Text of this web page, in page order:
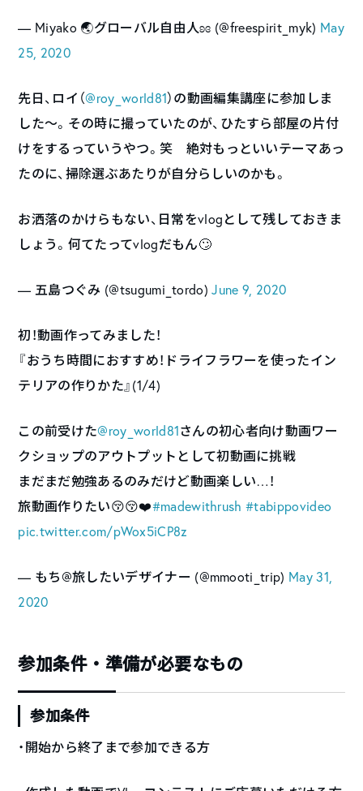
— Miyako 🌏グローバル自由人ʚɞ (@freespirit_myk) May
25, 2020
先日、ロイ（@roy_world81）の動画編集講座に参加しま
した〜。その時に撮っていたのが、ひたすら部屋の片付
けをするっていうやつ。笑 絶対もっといいテーマあっ
たのに、掃除選ぶあたりが自分らしいのかも。
お洒落のかけらもない、日常をvlogとして残しておきま
しょう。何てたってvlogだもん🙄
— 五島つぐみ (@tsugumi_tordo)June 9, 2020
初！動画作ってみました！
『おうち時間におすすめ！ドライフラワーを使ったイン
テリアの作りかた』(1/4)
この前受けた@roy_world81さんの初心者向け動画ワー
クショップのアウトプットとして初動画に挑戦
まだまだ勉強あるのみだけど動画楽しい…！
旅動画作りたい😚😚❤️#madewithrush #tabippovideo
pic.twitter.com/pWox5iCP8z
— もち@旅したいデザイナー (@mmooti_trip) May 31,
2020
参加条件・準備が必要なもの
参加条件
・開始から終了まで参加できる方